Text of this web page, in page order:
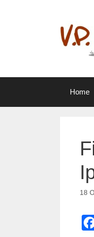
Home
18